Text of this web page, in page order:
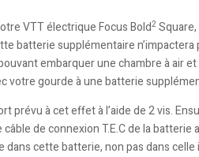
VTT électrique Focus Bold2
batterie supplémentaire
embarquer une chambre à air
votre gourde à une batterie
à cet effet à l’aide de 2 vis.
de connexion T.E.C de la
cette batterie, non pas dans celle